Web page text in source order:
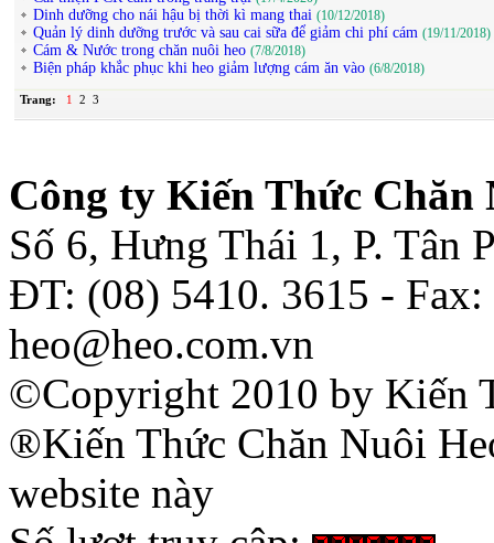
Dinh dưỡng cho nái hậu bị thời kì mang thai (10/12/2018)
Quản lý dinh dưỡng trước và sau cai sữa để giảm chi phí cám (19/11/2018)
Cám & Nước trong chăn nuôi heo (7/8/2018)
Biện pháp khắc phục khi heo giảm lượng cám ăn vào (6/8/2018)
Trang: 1 2 3
Công ty Kiến Thức Chăn
Số 6, Hưng Thái 1, P. Tân
ĐT: (08) 5410. 3615 -
heo@heo.com.vn
©Copyright 2010 by Kiến
®Kiến Thức Chăn Nuôi
website này